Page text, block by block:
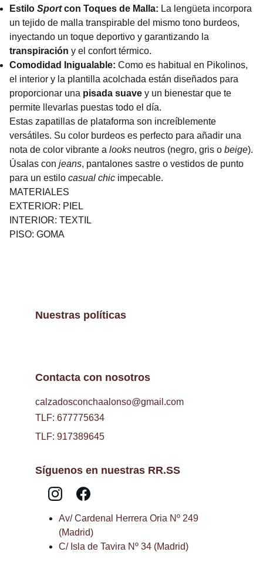
Estilo Sportcon Toques de Malla: La lengüeta incorpora
un tejido de malla transpirable del mismo tono burdeos,
inyectando un toque deportivo y garantizando la
transpiración y el confort térmico.
Comodidad Inigualable: Como es habitual en Pikolinos,
el interior y la plantilla acolchada están diseñados para
proporcionar una pisada suave y un bienestar que te
permite llevarlas puestas todo el día.
Estas zapatillas de plataforma son increíblemente
versátiles. Su color burdeos es perfecto para añadir una
nota de color vibrante a looks neutros (negro, gris o beige).
Úsalas con jeans, pantalones sastre o vestidos de punto
para un estilo casual chic impecable.
MATERIALES
EXTERIOR: PIEL
INTERIOR: TEXTIL
PISO: GOMA
Contacta con nosotros
calzadosconchaalonso@gmail.com
Síguenos en nuestras RR.SS
Nuestras políticas
TLF: 677775634
TLF: 917389645
Av/ Cardenal Herrera Oria Nº 249
(Madrid)
C/ Isla de Tavira Nº 34 (Madrid)